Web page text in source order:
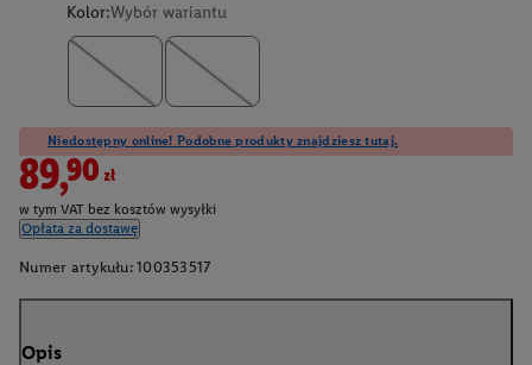
Kolor:Wybór wariantu
Niedostępny online! Podobne produkty znajdziesz tutaj.
89,90zł
w tym VAT bez kosztów wysyłki
Opłata za dostawę
Numer artykułu: 100353517
Opis